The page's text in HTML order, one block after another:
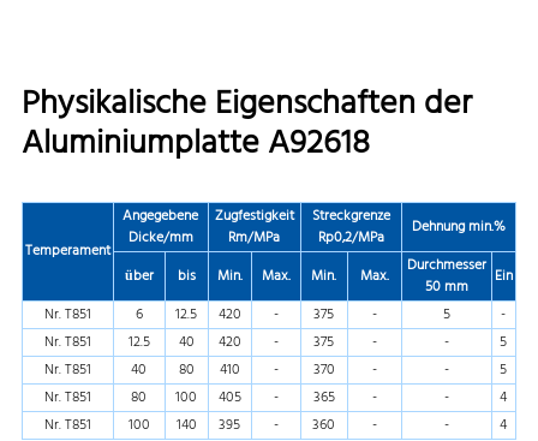
Physikalische Eigenschaften der
Aluminiumplatte A92618
Temperament
Angegebene
Dicke/mm
Zugfestigkeit
Rm/MPa
Streckgrenze
Rp0,2/MPa
Dehnung min.%
über bis Min. Max. Min. Max.
Durchmesser
50 mm
Ein
Nr. T851
6 12.5 420 - 375 - 5
-
Nr. T851
12.5 40 420 - 375 - -
5
Nr. T851
40 80 410 - 370 - -
5
Nr. T851
80 100 405 - 365 - -
4
Nr. T851
100 140 395 - 360 - - 4